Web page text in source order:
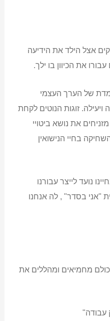
אצל הילד את הידיעה
את הכיוון בו ילך.
של הערך העצמי
זוגות הנוטים לקחת
את נושא ביטויי
בחיי הנישואין
נועד לייצר עבורנו
"אני בסדר" , לה אנחנו
מחמיאים ומהללים את
עבודה"